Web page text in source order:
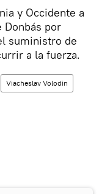
y Occidente a
por
suministro de
a la fuerza.
Viacheslav Volodin